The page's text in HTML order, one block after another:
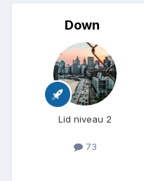
Down
Lid niveau 2
73